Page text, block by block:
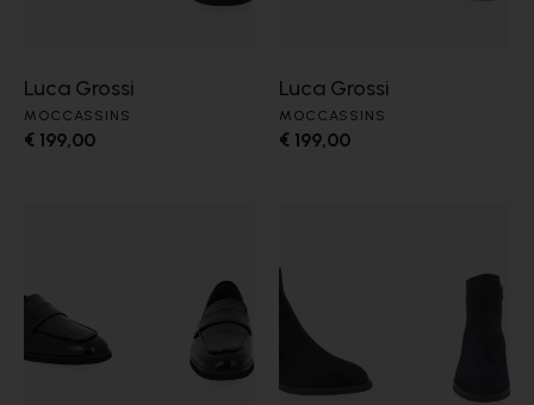
Luca Grossi
MOCCASSINS
€ 199,00
Luca Grossi
MOCCASSINS
€ 199,00